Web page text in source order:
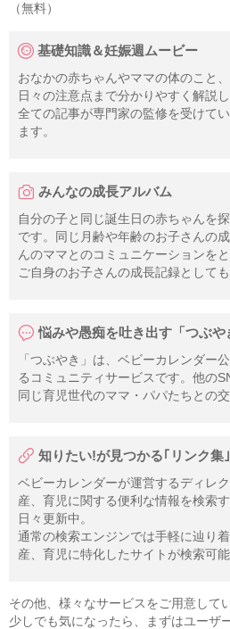
（無料）
基礎知識＆妊娠週ムービー
おなかの赤ちゃんやママの体のこと
日々の注意点まで分かりやすく解説し
全ての記事が専門家の監修を受けて
ます。
みんなの成長アルバム
自分の子と同じ誕生日の赤ちゃんを
です。同じ月齢や年齢のお子さんの
んのママとのコミュニケーションを
ご自身のお子さんの成長記録として
悩みや愚痴を吐き出す「つぶや
「つぶやき」は、ベビーカレンダー
るコミュニティサービスです。他の
同じ育児世代のママ・パパたちとの
知りたい!が見つかる｢リンク集｣
ベビーカレンダーが運営するディレ
産、育児に関する便利な情報を検索
日々更新中。
通常の検索エンジンでは手軽に辿り
産、育児に特化したサイトが検索可能
その他、様々なサービスをご用意して
少しでも気になったら、まずはユーザ